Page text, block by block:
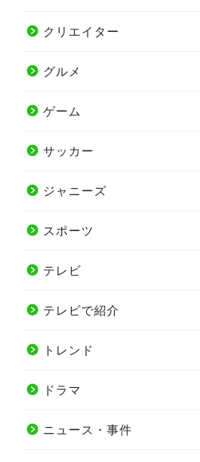
クリエイター
グルメ
ゲーム
サッカー
ジャニーズ
スポーツ
テレビ
テレビで紹介
トレンド
ドラマ
ニュース・事件